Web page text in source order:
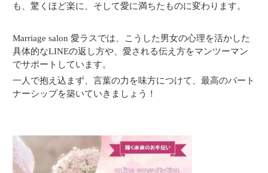
も、驚くほど楽に、そして愛に満ちたものに変わります。
Marriage salon 愛ラスでは、こうした男女の心理を活かした
具体的なLINEの返し方や、愛される伝え方をマンツーマン
でサポートしています。
一人で抱え込まず、言葉の力を味方につけて、最高のパート
ナーシップを築いていきましょう！